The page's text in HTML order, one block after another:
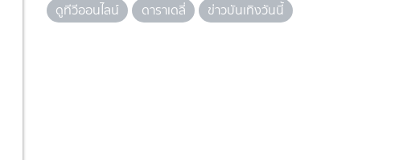
ดูทีวีออนไลน์
ดาราเดลี่ ข่าวบันเทิงวันนี้